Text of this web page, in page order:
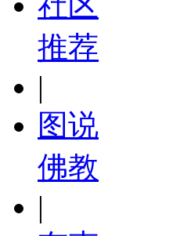
推荐
|
图说
佛教
|